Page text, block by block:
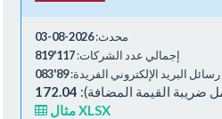
محدث:2026-08-03
إجمالي عدد الشركات:117'819
رسائل البريد الإلكتروني الفريدة:89'083
ضريبة القيمة المضافة):
مثال XLSX